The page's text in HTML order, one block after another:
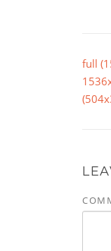
full